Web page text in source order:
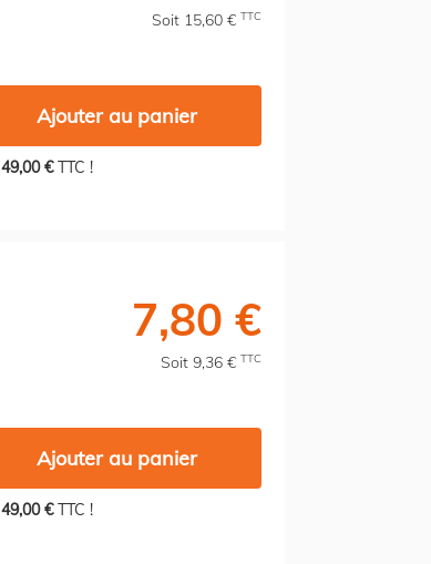
Soit 15,60 € TTC
Ajouter au panier
49,00 €TTC !
7,80 €
Soit 9,36 € TTC
Ajouter au panier
49,00 €TTC !